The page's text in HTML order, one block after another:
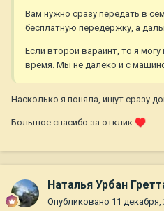
Вам нужно сразу передать в
бесплатную передержку, а
Если второй вараинт, то я могу
время. Мы не далеко и с
Насколько я поняла, ищут сразу
Большое спасибо за отклик ♥️
Наталья Урбан
Опубликовано 11 декабря,